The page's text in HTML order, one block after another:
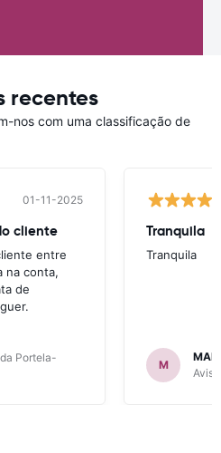
recentes
nos com uma classificação de
01-11-2025
cliente
entre
na conta,
de
Portela-
Tranquila
Tranquila
M
Avis